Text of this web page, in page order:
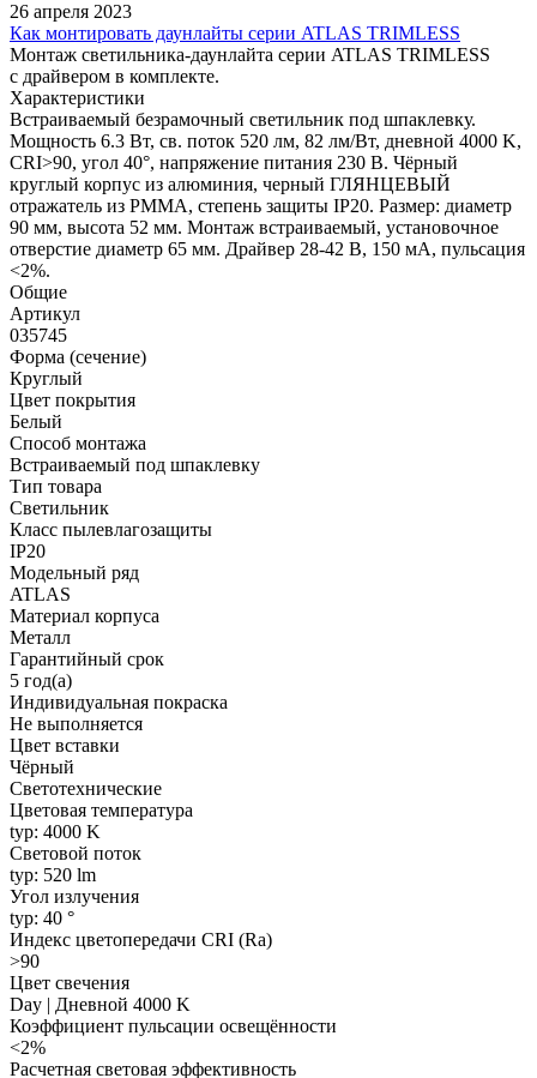
26 апреля 2023
Как монтировать даунлайты серии ATLAS TRIMLESS
Монтаж светильника-даунлайта серии ATLAS TRIMLESS
с драйвером в комплекте.
Характеристики
Встраиваемый безрамочный светильник под шпаклевку.
Мощность 6.3 Вт, св. поток 520 лм, 82 лм/Вт, дневной 4000 K,
CRI>90, угол 40°, напряжение питания 230 В. Чёрный
круглый корпус из алюминия, черный ГЛЯНЦЕВЫЙ
отражатель из PMMA, степень защиты IP20. Размер: диаметр
90 мм, высота 52 мм. Монтаж встраиваемый, установочное
отверстие диаметр 65 мм. Драйвер 28-42 В, 150 мА, пульсация
<2%.
Общие
Артикул
035745
Форма (сечение)
Круглый
Цвет покрытия
Белый
Способ монтажа
Встраиваемый под шпаклевку
Тип товара
Светильник
Класс пылевлагозащиты
IP20
Модельный ряд
ATLAS
Материал корпуса
Металл
Гарантийный срок
5 год(а)
Индивидуальная покраска
Не выполняется
Цвет вставки
Чёрный
Светотехнические
Цветовая температура
typ: 4000 K
Световой поток
typ: 520 lm
Угол излучения
typ: 40 °
Индекс цветопередачи CRI (Ra)
>90
Цвет свечения
Day | Дневной 4000 K
Коэффициент пульсации освещённости
<2%
Расчетная световая эффективность